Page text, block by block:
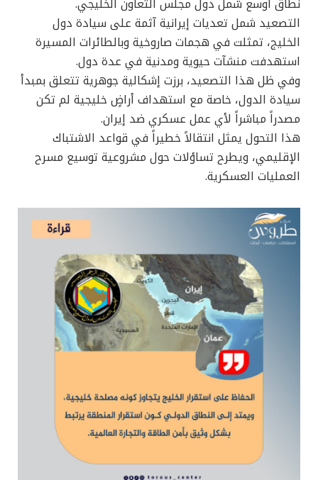
نطاق أوسع شمل دول مجلس التعاون الخليجي.
التصعيد شمل تعديات إيرانية آثمة على سيادة دول
الخليج، تمثلت في هجمات صاروخية وبالطائرات المسيرة
استهدفت منشآت حيوية ومدنية في عدة دول.
وفي ظل هذا التصعيد، برزت إشكالية جوهرية تتعلق بمبدأ
سيادة الدول، خاصة مع استهداف أراضٍ خليجية لم تكن
مصدراً مباشراً لأي عمل عسكري ضد إيران.
هذا التحول يمثل انتقالاً خطيراً في قواعد الاشتباك
الإقليمي، ويطرح تساؤلات حول مشروعية توسيع مسرح
العمليات العسكرية.